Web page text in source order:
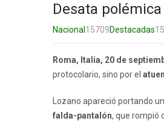
Desata
Nacional 15709Destacadas
Roma, Italia, 20 de
protocolario, sino por el
Lozano apareció portando
falda-pantalón, que rompió